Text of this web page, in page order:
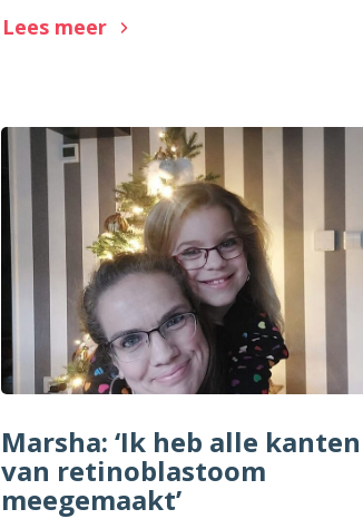
Lees meer
Marsha: ‘Ik heb alle kanten
van retinoblastoom
meegemaakt’